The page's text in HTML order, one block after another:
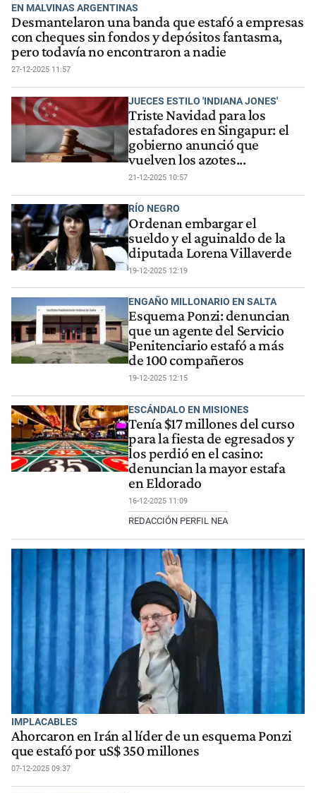
EN MALVINAS ARGENTINAS
Desmantelaron una banda que estafó a empresas
con cheques sin fondos y depósitos fantasma,
pero todavía no encontraron a nadie
27-12-2025 11:57
JUECES ESTILO 'INDIANA JONES'
Triste Navidad para los
estafadores en Singapur: el
gobierno anunció que
vuelven los azotes...
21-12-2025 10:57
RÍO NEGRO
Ordenan embargar el
sueldo y el aguinaldo de la
diputada Lorena Villaverde
19-12-2025 12:19
ENGAÑO MILLONARIO EN SALTA
Esquema Ponzi: denuncian
que un agente del Servicio
Penitenciario estafó a más
de 100 compañeros
19-12-2025 12:15
ESCÁNDALO EN MISIONES
Tenía $17 millones del curso
para la fiesta de egresados y
los perdió en el casino:
denuncian la mayor estafa
en Eldorado
16-12-2025 11:09
REDACCIÓN PERFIL NEA
IMPLACABLES
Ahorcaron en Irán al líder de un esquema Ponzi
que estafó por uS$ 350 millones
07-12-2025 09:37